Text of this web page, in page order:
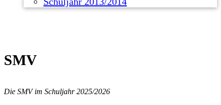
SMV
Die SMV im Schuljahr 2025/2026